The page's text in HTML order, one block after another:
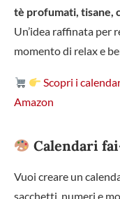
tè profumati, tisane,
Un’idea raffinata per
momento di relax e
Scopri i
Amazon
Calendari
Vuoi creare un
sacchetti, numeri e